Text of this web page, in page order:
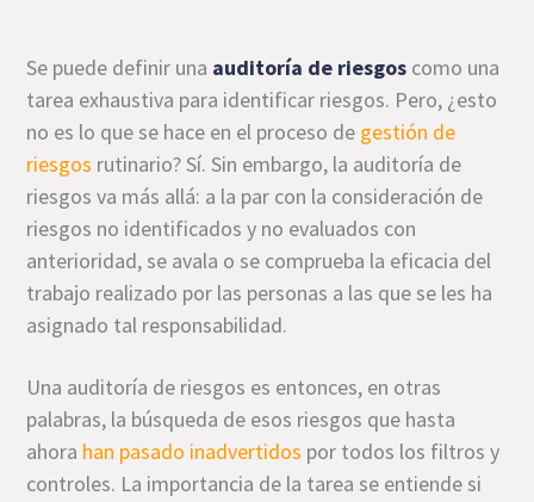
Se puede definir una auditoría de riesgos como una
tarea exhaustiva para identificar riesgos. Pero, ¿esto
no es lo que se hace en el proceso de gestión de
riesgos rutinario? Sí. Sin embargo, la auditoría de
riesgos va más allá: a la par con la consideración de
riesgos no identificados y no evaluados con
anterioridad, se avala o se comprueba la eficacia del
trabajo realizado por las personas a las que se les ha
asignado tal responsabilidad.
Una auditoría de riesgos es entonces, en otras
palabras, la búsqueda de esos riesgos que hasta
ahora han pasado inadvertidos por todos los filtros y
controles. La importancia de la tarea se entiende si